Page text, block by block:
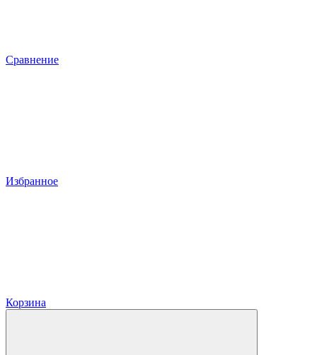
Сравнение
Избранное
Корзина